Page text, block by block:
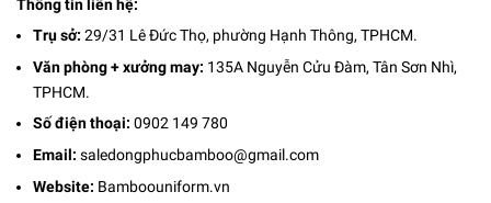
Thông tin liên hệ:
Trụ sở: 29/31 Lê Đức Thọ, phường Hạnh Thông, TPHCM.
Văn phòng + xưởng may: 135A Nguyễn Cửu Đàm, Tân Sơn Nhì,
TPHCM.
Số điện thoại: 0902 149 780
Email: saledongphucbamboo@gmail.com
Website: Bamboouniform.vn